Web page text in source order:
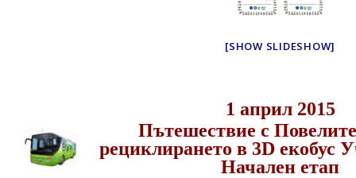
[SHOW SLIDESHOW]
1 април 2015
Пътешествие с
рециклирането в 3D екобус
Начален етап